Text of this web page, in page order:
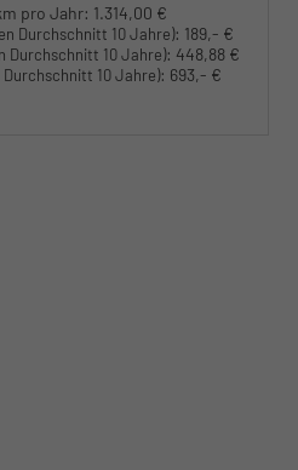
pro Jahr: 1.314,00 €
Durchschnitt 10 Jahre): 189,- €
Durchschnitt 10 Jahre): 448,88 €
Durchschnitt 10 Jahre): 693,- €